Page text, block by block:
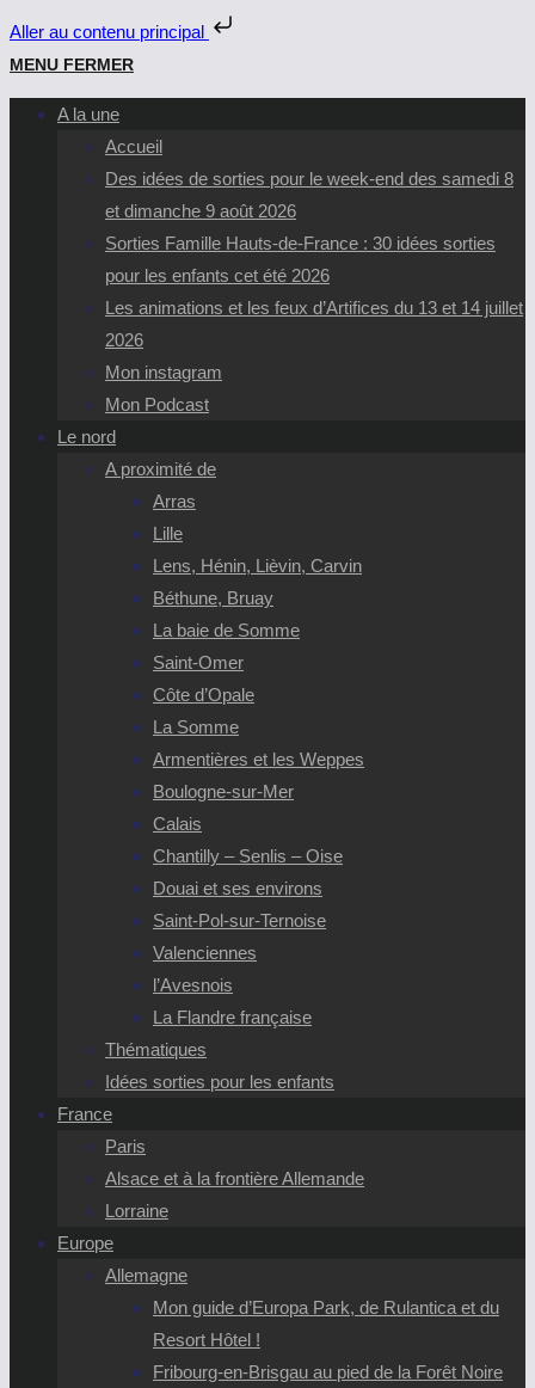
Aller au contenu principal
Skip
to
content
MENU FERMER
A la une
Accueil
Des idées de sorties pour le week-end des samedi 8
et dimanche 9 août 2026
Sorties Famille Hauts-de-France : 30 idées sorties
pour les enfants cet été 2026
Les animations et les feux d’Artifices du 13 et 14 juillet
2026
Mon instagram
Mon Podcast
Le nord
A proximité de
Arras
Lille
Lens, Hénin, Lièvin, Carvin
Béthune, Bruay
La baie de Somme
Saint-Omer
Côte d’Opale
La Somme
Armentières et les Weppes
Boulogne-sur-Mer
Calais
Chantilly – Senlis – Oise
Douai et ses environs
Saint-Pol-sur-Ternoise
Valenciennes
l’Avesnois
La Flandre française
Thématiques
Idées sorties pour les enfants
France
Paris
Alsace et à la frontière Allemande
Lorraine
Europe
Allemagne
Mon guide d’Europa Park, de Rulantica et du
Resort Hôtel !
Fribourg-en-Brisgau au pied de la Forêt Noire